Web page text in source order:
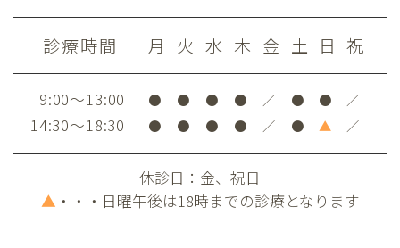
診療時間 月 火 水 木 金 土 日 祝
9:00～13:00 ● ● ● ● ／ ● ● ／
14:30～18:30 ● ● ● ● ／ ● ▲ ／
休診日：金、祝日
▲ ・・・日曜午後は18時までの診療となります